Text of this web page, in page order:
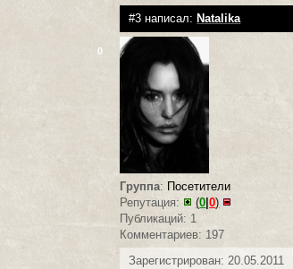
#3 написал: Natalika
0
Группа: Посетители
Репутация:
(0 |0)
Публикаций: 1
Комментариев: 197
Зарегистрирован: 20.05.2011